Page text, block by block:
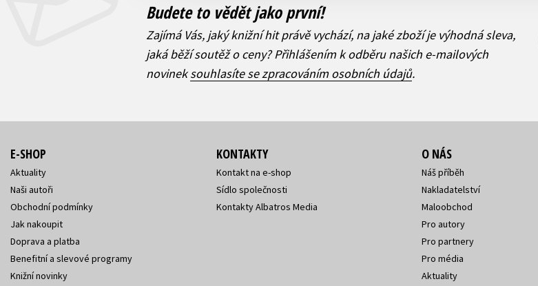
Budete to vědět jako první!
Zajímá Vás, jaký knižní hit právě vychází, na jaké zboží je výhodná sleva,
jaká běží soutěž o ceny? Přihlášením k odběru našich e-mailových
novineksouhlasíte se zpracováním osobních údajů.
E-SHOP
Aktuality
Naši autoři
Obchodní podmínky
Jak nakoupit
Doprava a platba
Benefitní a slevové programy
Knižní novinky
KONTAKTY
Kontakt na e-shop
Sídlo společnosti
Kontakty Albatros Media
O NÁS
Náš příběh
Nakladatelství
Maloobchod
Pro autory
Pro partnery
Pro média
Aktuality